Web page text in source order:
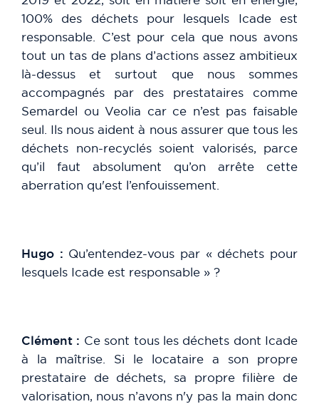
100% des déchets pour lesquels Icade est
responsable. C’est pour cela que nous avons
tout un tas de plans d’actions assez ambitieux
là-dessus et surtout que nous sommes
accompagnés par des prestataires comme
Semardel ou Veolia car ce n’est pas faisable
seul. Ils nous aident à nous assurer que tous les
déchets non-recyclés soient valorisés, parce
qu’il faut absolument qu’on arrête cette
aberration qu'est l’enfouissement.
Hugo : Qu’entendez-vous par « déchets pour
lesquels Icade est responsable » ?
Clément : Ce sont tous les déchets dont Icade
à la maîtrise. Si le locataire a son propre
prestataire de déchets, sa propre filière de
valorisation, nous n’avons n'y pas la main donc